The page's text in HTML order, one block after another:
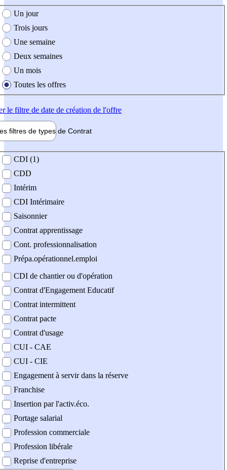
création de l'offre
Un jour
Trois jours
Une semaine
Deux semaines
Un mois
Toutes les offres
le filtre de date de création de l'offre
filtres de types de Contrat
contrat
CDI (1)
CDD
Intérim
CDI Intérimaire
Saisonnier
Contrat apprentissage
Cont. professionnalisation
Prépa.opérationnel.emploi
CDI de chantier ou d'opération
Contrat d'Engagement Educatif
Contrat intermittent
Contrat pacte
Contrat d'usage
CUI - CAE
CUI - CIE
Engagement à servir dans la réserve
Franchise
Insertion par l'activ.éco.
Portage salarial
Profession commerciale
Profession libérale
Reprise d'entreprise